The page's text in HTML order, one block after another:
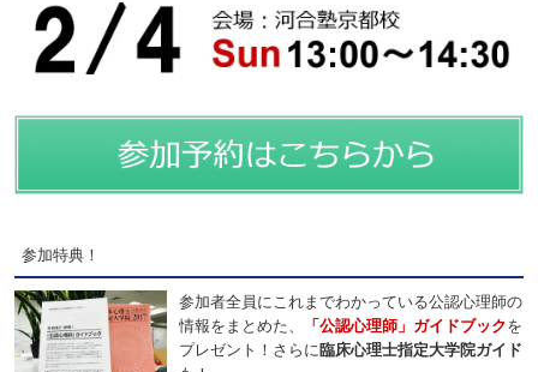
参加特典！
参加者全員にこれまでわかっている公認心理師の
情報をまとめた、
「公認心理師」ガイドブックを
プレゼント！さらに臨床心理士指定大学院ガイド